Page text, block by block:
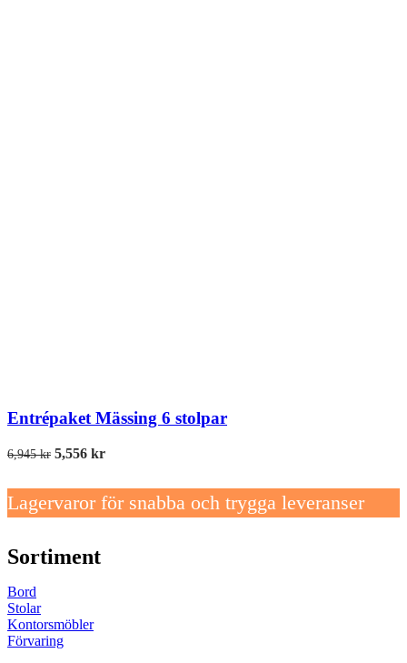
Entrépaket Mässing 6 stolpar
6,945kr 5,556 kr
Lagervaror för snabba och trygga leveranser
Sortiment
Bord
Stolar
Kontorsmöbler
Förvaring